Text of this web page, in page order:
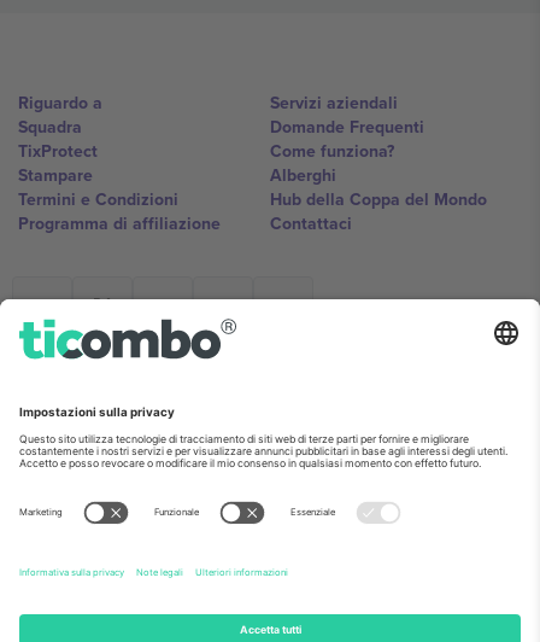
Riguardo a
Squadra
TixProtect
Stampare
Termini e Condizioni
Programma di affiliazione
Servizi aziendali
Domande Frequenti
Come funziona?
Alberghi
Hub della Coppa del Mondo
Contattaci
Ticombo Italia
Mimi Balkanska 132, 1540, Sofia,
base alla località, all'evento e/o al dominio. Per i dettagli controlla la
pagina specifica dell'evento, l'impronta e i termini.,